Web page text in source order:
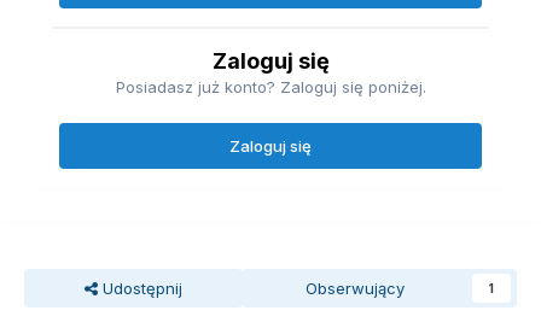
Zaloguj się
Posiadasz już konto? Zaloguj się poniżej.
Zaloguj się
Udostępnij Obserwujący 1